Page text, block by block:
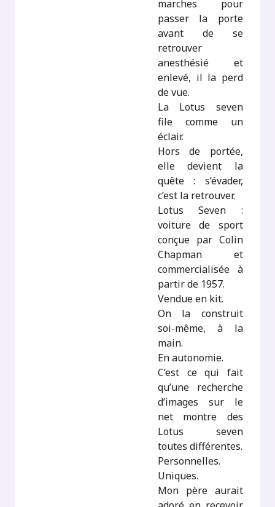
marches pour
passer la porte
avant de se
retrouver
anesthésié et
enlevé, il la perd
de vue.
La Lotus seven
file comme un
éclair.
Hors de portée,
elle devient la
quête : s’évader,
c’est la retrouver.
Lotus Seven :
voiture de sport
conçue par Colin
Chapman et
commercialisée à
partir de 1957.
Vendue en kit.
On la construit
soi-même, à la
main.
En autonomie.
C’est ce qui fait
qu’une recherche
d’images sur le
net montre des
Lotus seven
toutes différentes.
Personnelles.
Uniques.
Mon père aurait